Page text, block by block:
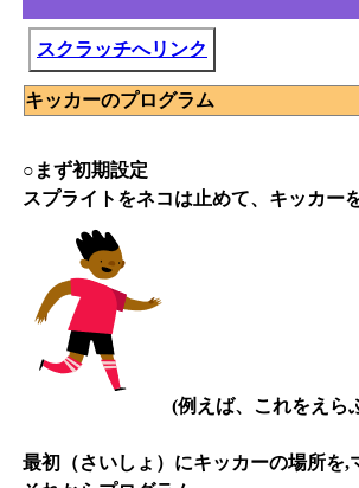
スクラッチへリンク
キッカーのプログラム
○まず初期設定
スプライトをネコは止めて、キッカー
(例えば、これをえら
最初（さいしょ）にキッカーの場所を,